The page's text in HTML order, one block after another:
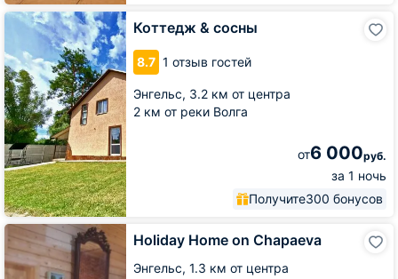
Коттедж & сосны
8.7 1 отзыв гостей
Энгельс, 3.2 км от центра
2 км от реки Волга
от6 000руб.
за 1 ночь
Получите300 бонусов
Коттедж
сосны
Holiday Home on Chapaeva
Энгельс, 1.3 км от центра
Holiday
Home
on